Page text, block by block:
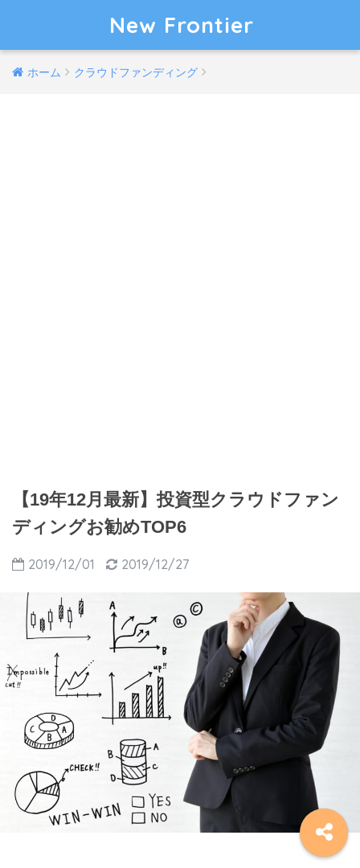
New Frontier
ホーム クラウドファンディング
【19年12月最新】投資型クラウドファン
ディングお勧めTOP6
2019/12/01 2019/12/27